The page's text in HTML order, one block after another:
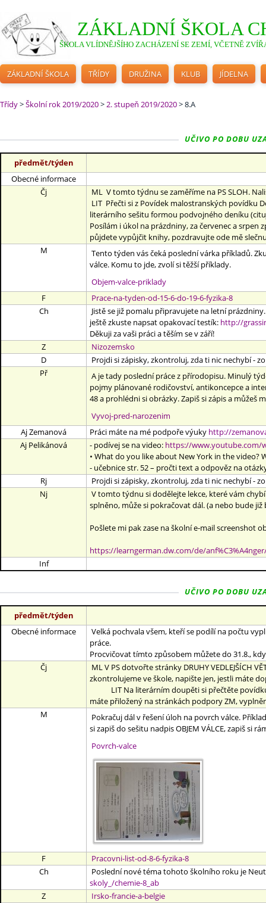
ZÁKLADNÍ ŠKOLA
ŠKOLA VLÍDNĚJŠÍHO ZACHÁZENÍ SE ZEMÍ, VČETNĚ
ZÁKLADNÍ ŠKOLA TŘÍDY DRUŽINA KLUB JÍDELNA
Třídy>Školní rok 2019/2020>2. stupeň 2019/2020>8.A
UČIVO PO DOBU
předmět/týden
Obecné informace
Čj
ML V tomto týdnu se zaměříme na PS SLOH.
LIT Přečti si z Povídek malostranských povídku
literárního sešitu formou podvojného deníku
Posílám i úkol na prázdniny, za červenec a srpen
půjdete vypůjčit knihy, pozdravujte ode mě
M
Tento týden vás čeká poslední várka příkladů.
válce. Komu to jde, zvolí si těžší příklady.
Objem-valce-priklady
F
Prace-na-tyden-od-15-6-do-19-6-fyzika-8
Ch
Jistě se již pomalu připravujete na letní
ještě zkuste napsat opakovací testík: http://
Děkuji za vaši práci a těším se v září!
Z
Nizozemsko
D
Projdi si zápisky, zkontroluj, zda ti nic nechybí -
Př
A je tady poslední práce z přírodopisu. Minulý
pojmy plánované rodičovství, antikoncepce a
48 a prohlédni si obrázky. Zapiš si zápis a můžeš
Vyvoj-pred-narozenim
Aj Zemanová
Práci máte na mé podpoře výuky http://
Aj Pelikánová
- podívej se na video: https://www.youtube.com/
• What do you like about New York in the
- učebnice str. 52 – pročti text a odpověz na
Rj
Projdi si zápisky, zkontroluj, zda ti nic nechybí -
Nj
V tomto týdnu si dodělejte lekce, které vám
splněno, může si pokračovat dál. (a nebo bude již
Pošlete mi pak zase na školní e-mail screenshot
https://learngerman.dw.com/de/
Inf
UČIVO PO DOBU
předmět/týden
Obecné informace
Velká pochvala všem, kteří se podílí na počtu
práce.
Procvičovat tímto způsobem můžete do 31.8.,
Čj
ML V PS dotvořte stránky DRUHY VEDLEJŠÍCH
zkontrolujeme ve škole, napište jen, jestli máte
LIT Na literárním doupěti si přečtěte povídku
máte přiložený na stránkách podpory ZM,
M
Pokračuj dál v řešení úloh na povrch válce.
si zapiš do sešitu nadpis OBJEM VÁLCE, zapiš si
Povrch-valce
F
Pracovni-list-od-8-6-fyzika-8
Ch
Poslední nové téma tohoto školního roku je
skoly_/chemie-8_ab
Z
Irsko-francie-a-belgie